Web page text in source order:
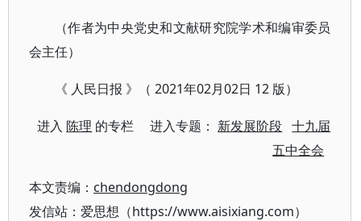
（作者为中央党史和文献研究院学术和编审委员
会主任）
《 人民日报 》（ 2021年02月02日 12 版）
进入陈理 的专栏 进入专题： 新发展阶段 十九届
五中全会
本文责编： chendongdong
发信站：爱思想（https://www.aisixiang.com）